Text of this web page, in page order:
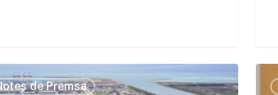
de Premsa